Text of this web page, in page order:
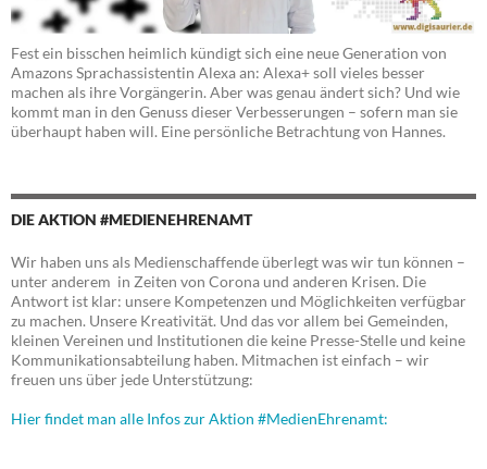
Fest ein bisschen heimlich kündigt sich eine neue Generation von
Amazons Sprachassistentin Alexa an: Alexa+ soll vieles besser
machen als ihre Vorgängerin. Aber was genau ändert sich? Und wie
kommt man in den Genuss dieser Verbesserungen – sofern man sie
überhaupt haben will. Eine persönliche Betrachtung von Hannes.
DIE AKTION #MEDIENEHRENAMT
Wir haben uns als Medienschaffende überlegt was wir tun können –
unter anderem in Zeiten von Corona und anderen Krisen. Die
Antwort ist klar: unsere Kompetenzen und Möglichkeiten verfügbar
zu machen. Unsere Kreativität. Und das vor allem bei Gemeinden,
kleinen Vereinen und Institutionen die keine Presse-Stelle und keine
Kommunikationsabteilung haben. Mitmachen ist einfach – wir
freuen uns über jede Unterstützung:
Hier findet man alle Infos zur Aktion #MedienEhrenamt: